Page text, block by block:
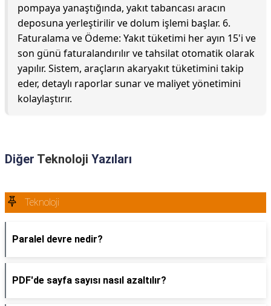
pompaya yanaştığında, yakıt tabancası aracın
deposuna yerleştirilir ve dolum işlemi başlar. 6.
Faturalama ve Ödeme: Yakıt tüketimi her ayın 15'i ve
son günü faturalandırılır ve tahsilat otomatik olarak
yapılır. Sistem, araçların akaryakıt tüketimini takip
eder, detaylı raporlar sunar ve maliyet yönetimini
kolaylaştırır.
Diğer Teknoloji Yazıları
Teknoloji
Paralel devre nedir?
PDF'de sayfa sayısı nasıl azaltılır?